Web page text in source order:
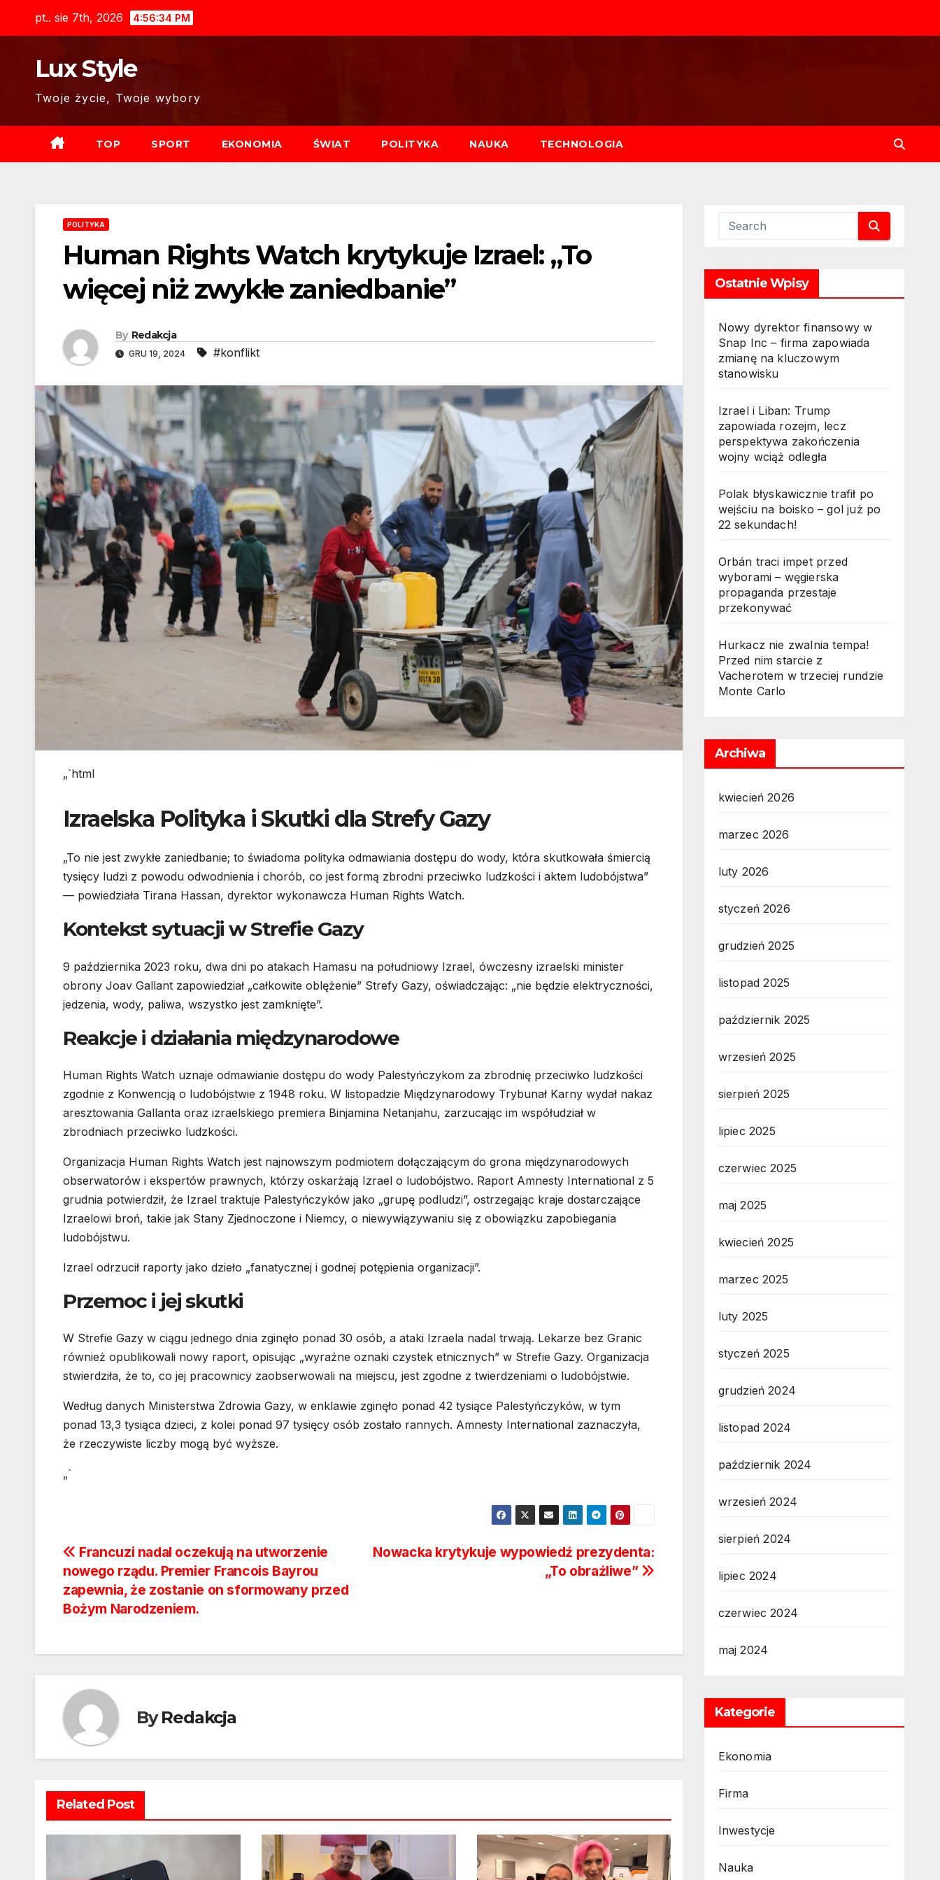
pt.. sie 7th, 2026 4:56:36 PM
Lux Style
Twoje życie, Twoje wybory
TOP SPORT EKONOMIA ŚWIAT POLITYKA NAUKA TECHNOLOGIA
POLITYKA
Human Rights Watch krytykuje Izrael: „To
więcej niż zwykłe zaniedbanie”
By Redakcja
GRU 19, 2024 #konflikt
„`html
Izraelska Polityka i Skutki dla Strefy Gazy
„To nie jest zwykłe zaniedbanie; to świadoma polityka odmawiania dostępu do wody, która skutkowała śmiercią
tysięcy ludzi z powodu odwodnienia i chorób, co jest formą zbrodni przeciwko ludzkości i aktem ludobójstwa”
— powiedziała Tirana Hassan, dyrektor wykonawcza Human Rights Watch.
Kontekst sytuacji w Strefie Gazy
9 października 2023 roku, dwa dni po atakach Hamasu na południowy Izrael, ówczesny izraelski minister
obrony Joav Gallant zapowiedział „całkowite oblężenie” Strefy Gazy, oświadczając: „nie będzie elektryczności,
jedzenia, wody, paliwa, wszystko jest zamknięte”.
Reakcje i działania międzynarodowe
Human Rights Watch uznaje odmawianie dostępu do wody Palestyńczykom za zbrodnię przeciwko ludzkości
zgodnie z Konwencją o ludobójstwie z 1948 roku. W listopadzie Międzynarodowy Trybunał Karny wydał nakaz
aresztowania Gallanta oraz izraelskiego premiera Binjamina Netanjahu, zarzucając im współudział w
zbrodniach przeciwko ludzkości.
Organizacja Human Rights Watch jest najnowszym podmiotem dołączającym do grona międzynarodowych
obserwatorów i ekspertów prawnych, którzy oskarżają Izrael o ludobójstwo. Raport Amnesty International z 5
grudnia potwierdził, że Izrael traktuje Palestyńczyków jako „grupę podludzi”, ostrzegając kraje dostarczające
Izraelowi broń, takie jak Stany Zjednoczone i Niemcy, o niewywiązywaniu się z obowiązku zapobiegania
ludobójstwu.
Izrael odrzucił raporty jako dzieło „fanatycznej i godnej potępienia organizacji”.
Przemoc i jej skutki
W Strefie Gazy w ciągu jednego dnia zginęło ponad 30 osób, a ataki Izraela nadal trwają. Lekarze bez Granic
również opublikowali nowy raport, opisując „wyraźne oznaki czystek etnicznych” w Strefie Gazy. Organizacja
stwierdziła, że to, co jej pracownicy zaobserwowali na miejscu, jest zgodne z twierdzeniami o ludobójstwie.
Według danych Ministerstwa Zdrowia Gazy, w enklawie zginęło ponad 42 tysiące Palestyńczyków, w tym
ponad 13,3 tysiąca dzieci, z kolei ponad 97 tysięcy osób zostało rannych. Amnesty International zaznaczyła,
że ​​rzeczywiste liczby mogą być wyższe.
„`
Nawigacja
wpisu
Nowacka krytykuje wypowiedź prezydenta:
„To obraźliwe”
Francuzi nadal oczekują na utworzenie
nowego rządu. Premier Francois Bayrou
zapewnia, że zostanie on sformowany przed
Bożym Narodzeniem.
ByRedakcja
Related Post
Ostatnie Wpisy
Nowy dyrektor finansowy w
Snap Inc – firma zapowiada
zmianę na kluczowym
stanowisku
Izrael i Liban: Trump
zapowiada rozejm, lecz
perspektywa zakończenia
wojny wciąż odległa
Polak błyskawicznie trafił po
wejściu na boisko – gol już po
22 sekundach!
Orbán traci impet przed
wyborami – węgierska
propaganda przestaje
przekonywać
Hurkacz nie zwalnia tempa!
Przed nim starcie z
Vacherotem w trzeciej rundzie
Monte Carlo
Archiwa
kwiecień 2026
marzec 2026
luty 2026
styczeń 2026
grudzień 2025
listopad 2025
październik 2025
wrzesień 2025
sierpień 2025
lipiec 2025
czerwiec 2025
maj 2025
kwiecień 2025
marzec 2025
luty 2025
styczeń 2025
grudzień 2024
listopad 2024
październik 2024
wrzesień 2024
sierpień 2024
lipiec 2024
czerwiec 2024
maj 2024
Kategorie
Ekonomia
Firma
Inwestycje
Nauka